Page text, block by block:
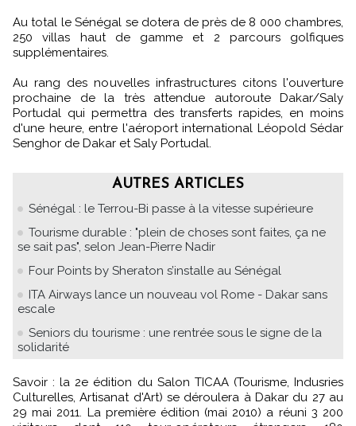
Au total le Sénégal se dotera de près de 8 000 chambres,
250 villas haut de gamme et 2 parcours golfiques
supplémentaires.
Au rang des nouvelles infrastructures citons l'ouverture
prochaine de la très attendue autoroute Dakar/Saly
Portudal qui permettra des transferts rapides, en moins
d'une heure, entre l'aéroport international Léopold Sédar
Senghor de Dakar et Saly Portudal.
AUTRES ARTICLES
Sénégal : le Terrou-Bi passe à la vitesse supérieure
Tourisme durable : "plein de choses sont faites, ça ne
se sait pas", selon Jean-Pierre Nadir
Four Points by Sheraton s’installe au Sénégal
ITA Airways lance un nouveau vol Rome - Dakar sans
escale
Seniors du tourisme : une rentrée sous le signe de la
solidarité
Savoir : la 2e édition du Salon TICAA (Tourisme, Indusries
Culturelles, Artisanat d'Art) se déroulera à Dakar du 27 au
29 mai 2011. La première édition (mai 2010) a réuni 3 200